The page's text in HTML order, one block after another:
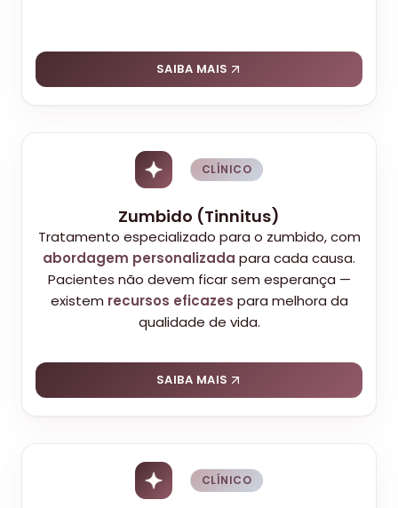
SAIBA MAIS
CLÍNICO
Zumbido (Tinnitus)
Tratamento especializado para o zumbido, com
abordagem personalizada para cada causa.
Pacientes não devem ficar sem esperança —
existem recursos eficazes para melhora da
qualidade de vida.
SAIBA MAIS
CLÍNICO